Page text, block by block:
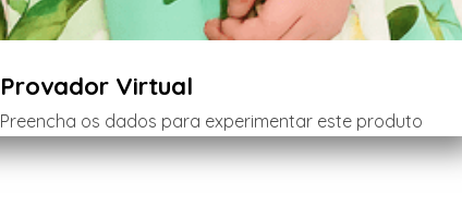
Provador Virtual
Preencha os dados para experimentar este produto
Menina Menino